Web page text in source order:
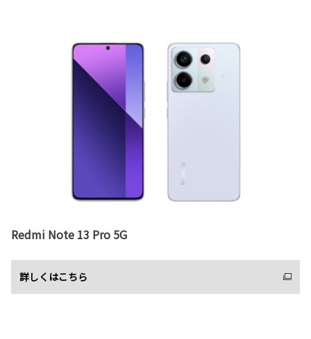
Redmi Note 13 Pro 5G
詳しくはこちら